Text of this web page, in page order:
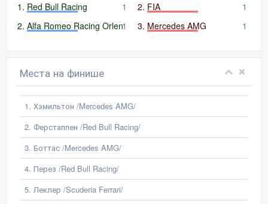
Red Bull Racing
1
Alfa Romeo Racing Orlen1
FIA
1
Mercedes AMG
1
Места на финише
1. Хэмильтон /Mercedes AMG/
2. Ферстаппен /Red Bull Racing/
3. Боттас /Mercedes AMG/
4. Перез /Red Bull Racing/
5. Леклер /Scuderia Ferrari/